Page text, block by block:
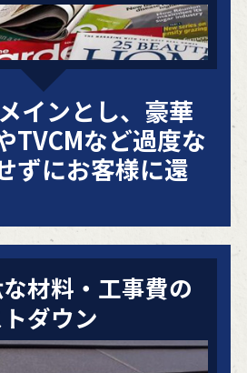
インとし、豪華
TVCMなど過度な
ずにお客様に還
材料・工事費の
ダウン